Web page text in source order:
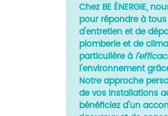
Chez BE ÉNERGIE,
pour répondre à
d'entretien et de
plomberie et de
particulière à
l'environnement
Notre approche
de vos installations
bénéficiez d'un